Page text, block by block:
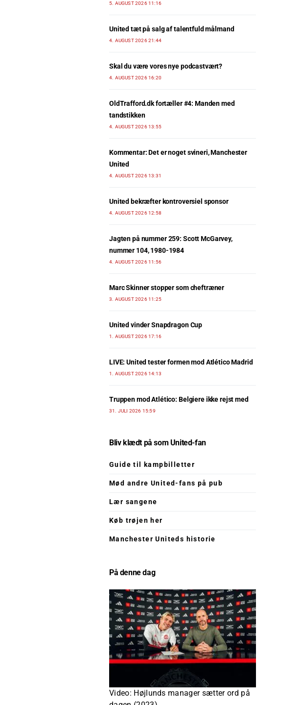
5. AUGUST 2026 11:16
United tæt på salg af talentfuld målmand
4. AUGUST 2026 21:44
Skal du være vores nye podcastvært?
4. AUGUST 2026 16:20
OldTrafford.dk fortæller #4: Manden med
tandstikken
4. AUGUST 2026 13:55
Kommentar: Det er noget svineri, Manchester
United
4. AUGUST 2026 13:31
United bekræfter kontroversiel sponsor
4. AUGUST 2026 12:58
Jagten på nummer 259: Scott McGarvey,
nummer 104, 1980-1984
4. AUGUST 2026 11:56
Marc Skinner stopper som cheftræner
3. AUGUST 2026 11:25
United vinder Snapdragon Cup
1. AUGUST 2026 17:16
LIVE: United tester formen mod Atlético Madrid
1. AUGUST 2026 14:13
Truppen mod Atlético: Belgiere ikke rejst med
31. JULI 2026 15:59
Bliv klædt på som United-fan
Guide til kampbilletter
Mød andre United-fans på pub
Lær sangene
Køb trøjen her
Manchester Uniteds historie
På denne dag
Video: Højlunds manager sætter ord på